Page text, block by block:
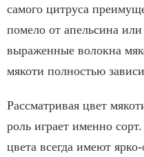
самого цитруса
помело от апельсина
выраженные волокна
мякоти полностью
Рассматривая цвет
роль играет именно
цвета всегда имеют